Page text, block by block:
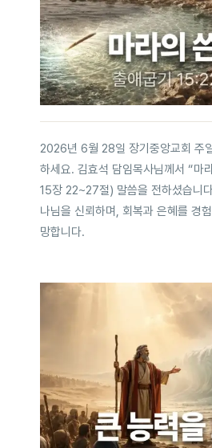
2026년 6월 28일 장기중앙교회 주
하세요. 김효석 담임목사님께서 “마
15장 22~27절) 말씀을 전하셨습니
나님을 신뢰하며, 회복과 은혜를 경
망합니다.